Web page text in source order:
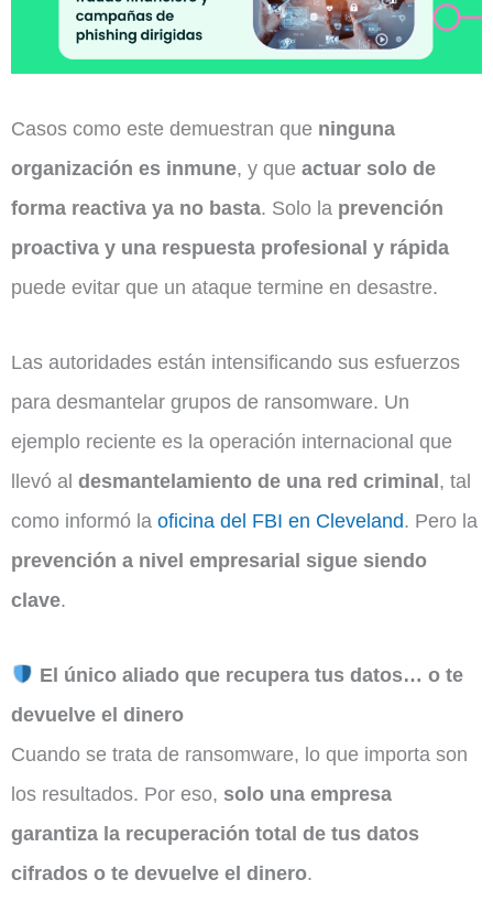
Casos como este demuestran que ninguna
organización es inmune, y que actuar solo de
forma reactiva ya no basta. Solo la prevención
proactiva y una respuesta profesional y rápida
puede evitar que un ataque termine en desastre.
Las autoridades están intensificando sus esfuerzos
para desmantelar grupos de ransomware. Un
ejemplo reciente es la operación internacional que
llevó al desmantelamiento de una red criminal, tal
como informó la oficina del FBI en Cleveland. Pero la
prevención a nivel empresarial sigue siendo
clave.
El único aliado que recupera tus datos… o te
devuelve el dinero
Cuando se trata de ransomware, lo que importa son
los resultados. Por eso, solo una empresa
garantiza la recuperación total de tus datos
cifrados o te devuelve el dinero.